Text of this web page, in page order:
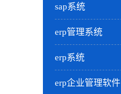
sap系统
erp管理系统
erp系统
erp企业管理软件